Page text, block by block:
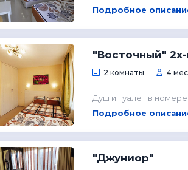
Подробное
"Восточный"
2 комнаты 4
Душ и туалет в номере
Подробное
"Джуниор"